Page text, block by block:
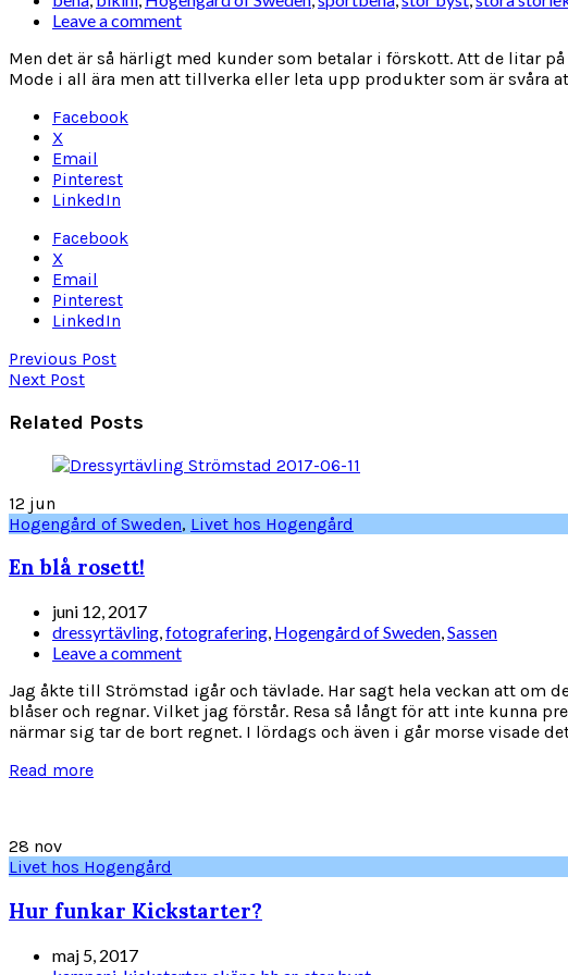
Leave a comment
Men det är så härligt med kunder som betalar i förskott. Att de litar
Mode i all ära men att tillverka eller leta upp produkter som är svåra
Facebook
X
Email
Pinterest
LinkedIn
Facebook
X
Email
Pinterest
LinkedIn
Previous Post
Next Post
Related Posts
12 jun
Hogengård of Sweden, Livet hos Hogengård
En blå rosett!
juni 12, 2017
dressyrtävling,fotografering, Hogengård of Sweden,Sassen
Leave a comment
Jag åkte till Strömstad igår och tävlade. Har sagt hela veckan att om
blåser och regnar. Vilket jag förstår. Resa så långt för att inte kunna
närmar sig tar de bort regnet. I lördags och även i går morse visade
Read more
28 nov
Livet hos Hogengård
Hur funkar Kickstarter?
maj 5, 2017